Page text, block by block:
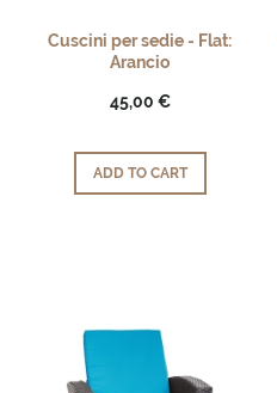
Cuscini per sedie - Flat:
Arancio
45,00 €
ADD TO CART